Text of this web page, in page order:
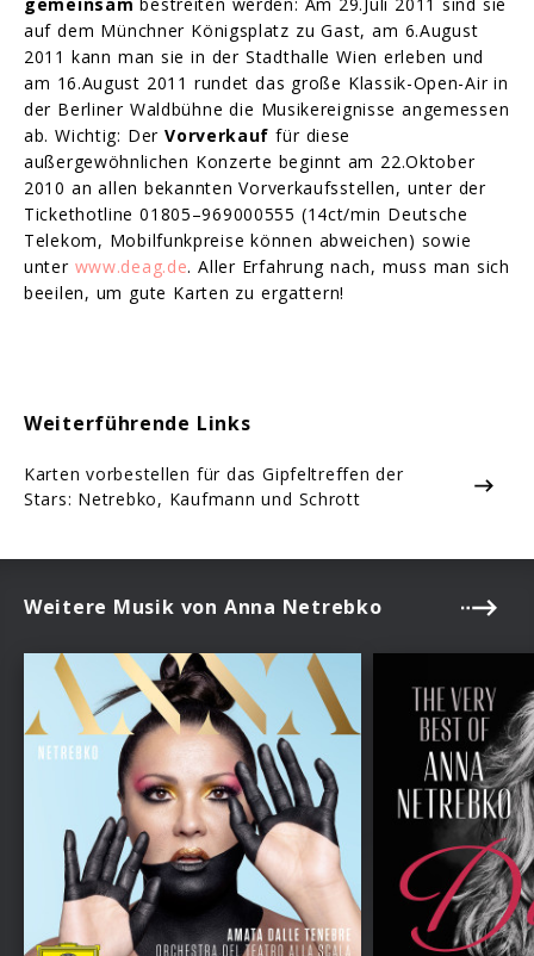
auf dem Münchner Königsplatz zu Gast, am 6.August
2011 kann man sie in der Stadthalle Wien erleben und
am 16.August 2011 rundet das große Klassik-Open-Air in
der Berliner Waldbühne die Musikereignisse angemessen
ab. Wichtig: DerVorverkauf für diese
außergewöhnlichen Konzerte beginnt am 22.Oktober
2010 an allen bekannten Vorverkaufsstellen, unter der
Tickethotline 01805–969000555 (14ct/min Deutsche
Telekom, Mobilfunkpreise können abweichen) sowie
unter www.deag.de. Aller Erfahrung nach, muss man sich
beeilen, um gute Karten zu ergattern!
Weiterführende Links
Karten vorbestellen für das Gipfeltreffen der
Stars: Netrebko, Kaufmann und Schrott
Weitere Musik von Anna Netrebko